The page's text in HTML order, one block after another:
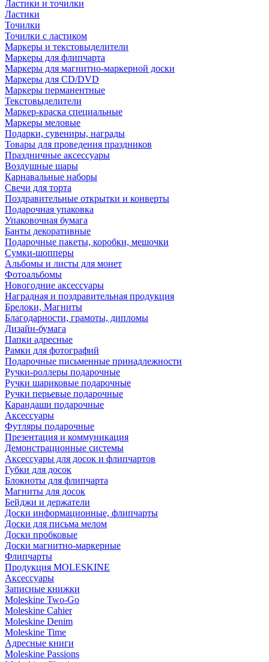
Ластики и точилки
Ластики
Точилки
Точилки с ластиком
Маркеры и текстовыделители
Маркеры для флипчарта
Маркеры для магнитно-маркерной доски
Маркеры для CD/DVD
Маркеры перманентные
Текстовыделители
Маркер-краска специальные
Маркеры меловые
Подарки, сувениры, награды
Товары для проведения праздников
Праздничные аксессуары
Воздушные шары
Карнавальные наборы
Свечи для торта
Поздравительные открытки и конверты
Подарочная упаковка
Упаковочная бумага
Банты декоративные
Подарочные пакеты, коробки, мешочки
Сумки-шопперы
Альбомы и листы для монет
Фотоальбомы
Новогодние аксессуары
Наградная и поздравительная продукция
Брелоки, Магниты
Благодарности, грамоты, дипломы
Дизайн-бумага
Папки адресные
Рамки для фотографий
Подарочные письменные принадлежности
Ручки-роллеры подарочные
Ручки шариковые подарочные
Ручки перьевые подарочные
Карандаши подарочные
Аксессуары
Футляры подарочные
Презентация и коммуникация
Демонстрационные системы
Аксессуары для досок и флипчартов
Губки для досок
Блокноты для флипчарта
Магниты для досок
Бейджи и держатели
Доски информационные, флипчарты
Доски для письма мелом
Доски пробковые
Доски магнитно-маркерные
Флипчарты
Продукция MOLESKINE
Аксессуары
Записные книжки
Moleskine Two-Go
Moleskine Cahier
Moleskine Denim
Moleskine Time
Адресные книги
Moleskine Passions